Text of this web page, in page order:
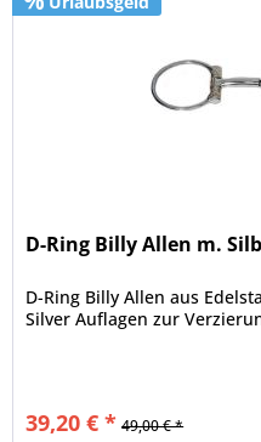
D-Ring Billy Allen m.
D-Ring Billy Allen aus
Silver Auflagen zur
39,20 € * 49,00 € *